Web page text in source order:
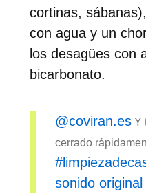
cortinas,
con agua y un
los desagües con
bicarbonato.
@coviran.es Y
cerrado
sonido